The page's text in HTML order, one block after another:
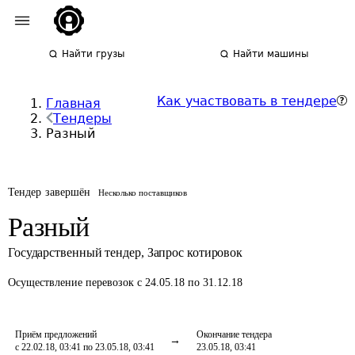
Найти грузы Найти машины
Главная
Тендеры
Разный
Как участвовать в тендере
Тендер завершён Несколько поставщиков
Разный
Государственный тендер, Запрос котировок
Осуществление перевозок с 24.05.18 по 31.12.18
Приём предложений
с 22.02.18, 03:41 по 23.05.18, 03:41
Окончание тендера
23.05.18, 03:41